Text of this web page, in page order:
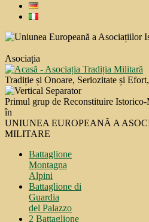
Asociația
Tradiție și Onoare, Seriozitate și
Primul grup de Reconstituire
în
UNIUNEA EUROPEANĂ A
MILITARE
Battaglione
Montagna
Alpini
Battaglione di
Guardia
del Palazzo
2 Battaglione